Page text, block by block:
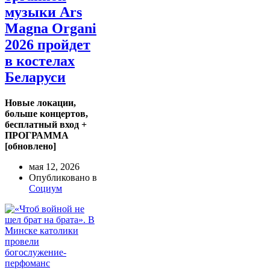
музыки Ars
Magna Organi
2026 пройдет
в костелах
Беларуси
Новые локации,
больше концертов,
бесплатный вход +
ПРОГРАММА
[обновлено]
мая 12, 2026
Опубликовано в
Социум